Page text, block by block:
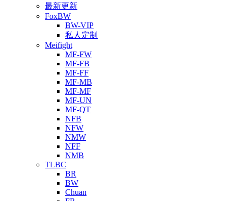
最新更新
FoxBW
BW-VIP
私人定制
Meifight
MF-FW
MF-FB
MF-FF
MF-MB
MF-MF
MF-UN
MF-QT
NFB
NFW
NMW
NFF
NMB
TLBC
BR
BW
Chuan